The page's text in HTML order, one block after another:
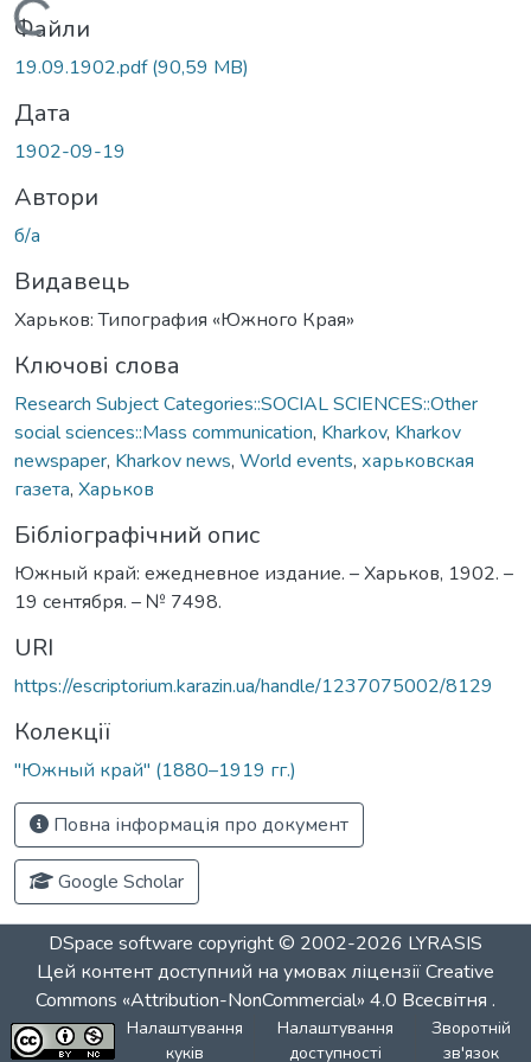
Вантажиться...
Файли
19.09.1902.pdf(90,59 MB)
Дата
1902-09-19
Автори
б/а
Видавець
Харьков: Типография «Южного Края»
Ключові слова
Research Subject Categories::SOCIAL SCIENCES::Other
social sciences::Mass communication, Kharkov, Kharkov
newspaper, Kharkov news, World events, харьковская
газета, Харьков
Бібліографічний опис
Южный край: ежедневное издание. – Харьков, 1902. –
19 сентября. – № 7498.
URI
https://escriptorium.karazin.ua/handle/1237075002/8129
Колекції
"Южный край" (1880–1919 гг.)
Повна інформація про документ
Google Scholar
DSpace software copyright © 2002-2026 LYRASIS
Цей контент доступний на умовах ліцензіїCreative
Commons «Attribution-NonCommercial» 4.0 Всесвітня .
Налаштування
куків
Налаштування
доступності
Зворотній
зв'язок